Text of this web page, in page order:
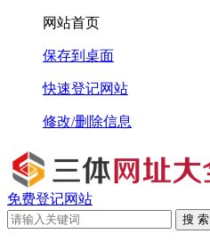
网站首页
保存到桌面
快速登记网站
修改/删除信息
免费登记网站
搜 索